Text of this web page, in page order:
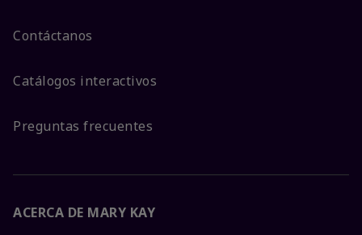
Contáctanos
Catálogos interactivos
Preguntas frecuentes
ACERCA DE MARY KAY